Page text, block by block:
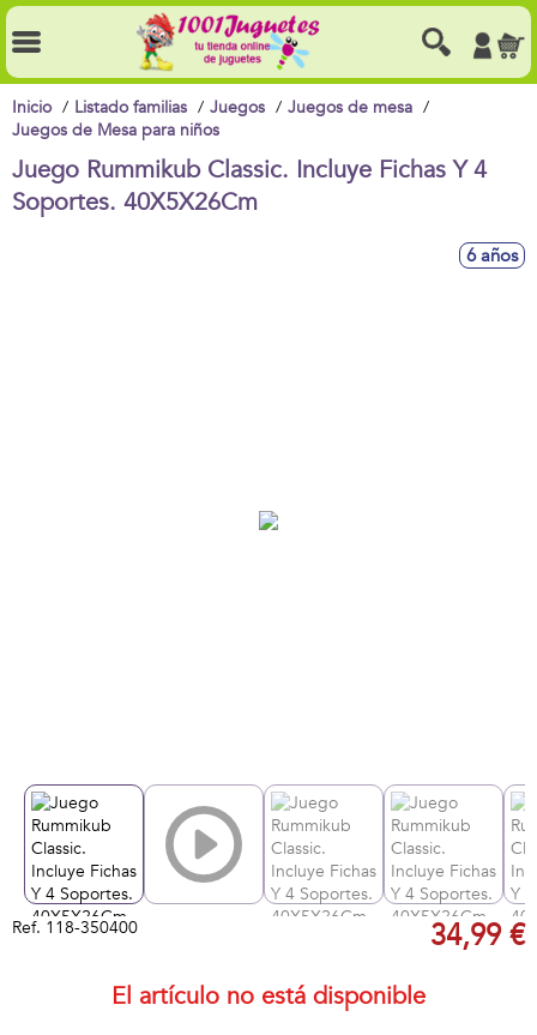
Inicio Listado familias Juegos
Juegos de mesa
Juegos de Mesa para niños
Juego Rummikub Classic. Incluye Fichas Y 4
Soportes. 40X5X26Cm
6 años
Ref. 118-350400 34,99 €
El artículo no está disponible